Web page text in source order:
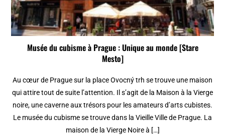
Musée du cubisme à Prague : Unique au monde [Stare
Mesto]
Au cœur de Prague sur la place Ovocný trh se trouve une maison
qui attire tout de suite l’attention. Il s’agit de la Maison à la Vierge
noire, une caverne aux trésors pour les amateurs d’arts cubistes.
Le musée du cubisme se trouve dans la Vieille Ville de Prague. La
maison de la Vierge Noire à […]